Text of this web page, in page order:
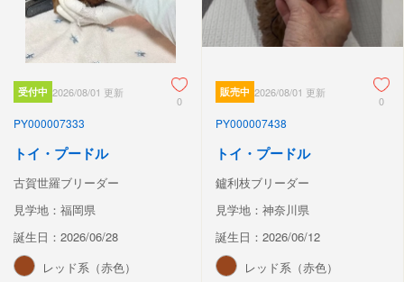
受付中 2026/08/01 更新
0
PY000007333
トイ・プードル
古賀世羅ブリーダー
見学地：福岡県
誕生日：2026/06/28
レッド系（赤色）
販売中 2026/08/01 更新
0
PY000007438
トイ・プードル
鑪利枝ブリーダー
見学地：神奈川県
誕生日：2026/06/12
レッド系（赤色）